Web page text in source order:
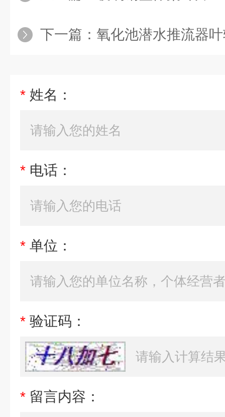
下一篇： 氧化池潜水推流器
* 姓名：
* 电话：
* 单位：
* 验证码：
* 留言内容：